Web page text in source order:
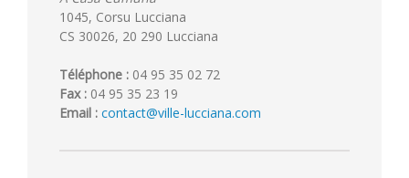
1045, Corsu Lucciana
CS 30026, 20 290 Lucciana
Téléphone : 04 95 35 02 72
Fax : 04 95 35 23 19
Email : contact@ville-lucciana.com